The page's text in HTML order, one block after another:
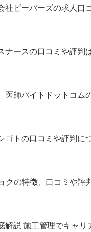
社ビーバーズの求人口
ナースの口コミや評判
医師バイトドットコム
ゴトの口コミや評判に
クの特徴、口コミや評
解説 施工管理でキャリ